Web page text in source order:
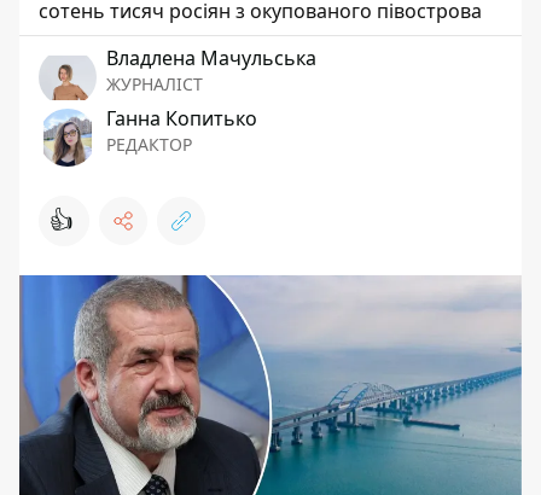
сотень тисяч росіян з окупованого півострова
Владлена Мачульська
ЖУРНАЛІСТ
Ганна Копитько
РЕДАКТОР
👍